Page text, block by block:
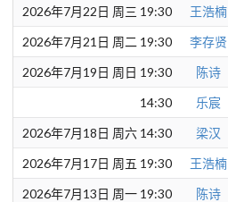
2026年7月22日 周三 19:30
王浩楠
2026年7月21日 周二 19:30
李存贤
2026年7月19日 周日 19:30
陈诗
14:30
乐宸
2026年7月18日 周六 14:30
梁汉
2026年7月17日 周五 19:30
王浩楠
2026年7月13日 周一 19:30
陈诗